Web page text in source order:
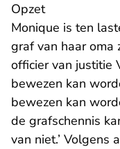
Opzet
Monique is ten
graf van haar oma
officier van justitie
bewezen kan
bewezen kan
de grafschennis
van niet.’ Volgens